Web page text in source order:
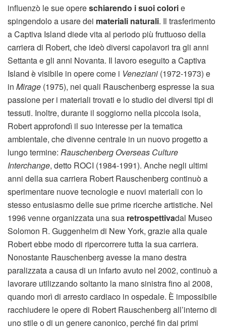
influenzò le sue opereschiarendo i suoi colorie
spingendolo a usare dei materiali naturali. Il trasferimento
a Captiva Island diede vita al periodo più fruttuoso della
carriera di Robert, che ideò diversi capolavori tra gli anni
Settanta e gli anni Novanta. Il lavoro eseguito a Captiva
Island è visibile in opere come i Veneziani (1972-1973) e
in Mirage (1975), nei quali Rauschenberg espresse la sua
passione per i materiali trovati e lo studio dei diversi tipi di
tessuti. Inoltre, durante il soggiorno nella piccola isola,
Robert approfondì il suo interesse per la tematica
ambientale, che divenne centrale in un nuovo progetto a
lungo termine: Rauschenberg Overseas Culture
Interchange, detto ROCI (1984-1991). Anche negli ultimi
anni della sua carriera Robert Rauschenberg continuò a
sperimentare nuove tecnologie e nuovi materiali con lo
stesso entusiasmo delle sue prime ricerche artistiche. Nel
1996 venne organizzata una sua retrospettivadal Museo
Solomon R. Guggenheim di New York, grazie alla quale
Robert ebbe modo di ripercorrere tutta la sua carriera.
Nonostante Rauschenberg avesse la mano destra
paralizzata a causa di un infarto avuto nel 2002, continuò a
lavorare utilizzando soltanto la mano sinistra fino al 2008,
quando morì di arresto cardiaco in ospedale. È impossibile
racchiudere le opere di Robert Rauschenberg all’interno di
uno stile o di un genere canonico, perché fin dai primi